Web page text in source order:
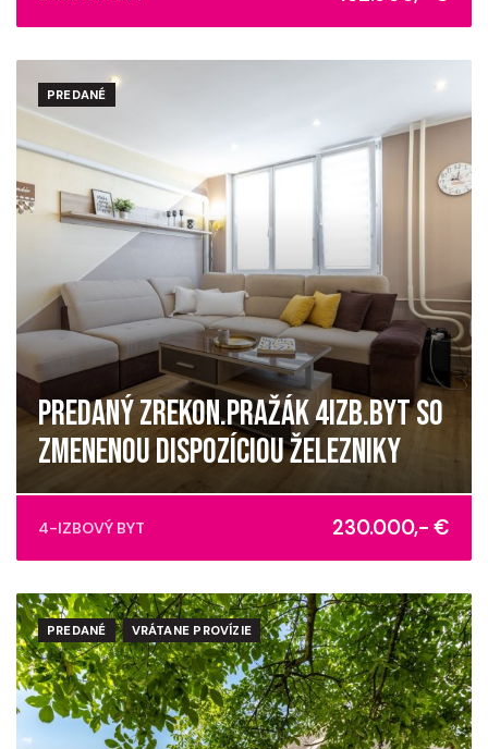
PREDANÉ
PREDANÝ ZREKON.PRAŽÁK 4IZB.BYT SO
ZMENENOU DISPOZÍCIOU ŽELEZNIKY
Košice - mestská časť Juh
4-IZBOVÝ BYT 230.000,- €
PREDANÉ VRÁTANE PROVÍZIE